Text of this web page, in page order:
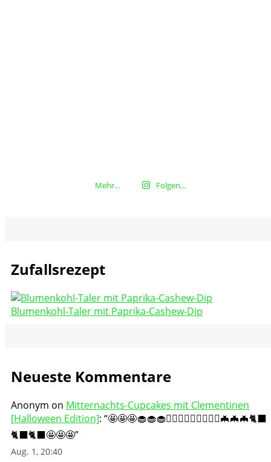
Mehr... Folgen...
Zufallsrezept
Blumenkohl-Taler mit Paprika-Cashew-Dip
Neueste Kommentare
Anonym on Mitternachts-Cupcakes mit Clementinen
[Halloween Edition]: “🤩🤩🤩🧁🧁🧁🧛🏻‍♀️🧛🏻‍♀️🧛🏻‍♀️🦇🦇🦇🐈‍⬛
🐈‍⬛🐈‍⬛🤩🤩🤩”
Aug. 1, 20:40